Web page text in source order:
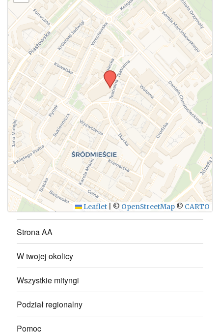
WYŚLIJ
Leaflet © OpenStreetMap © CARTO
Strona AA
W twojej okolicy
Wszystkie mityngi
Podział regionalny
Pomoc